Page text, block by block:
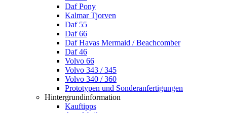
Daf Pony
Kalmar Tjorven
Daf 55
Daf 66
Daf Havas Mermaid / Beachcomber
Daf 46
Volvo 66
Volvo 343 / 345
Volvo 340 / 360
Prototypen und Sonderanfertigungen
Hintergrundinformation
Kauftipps